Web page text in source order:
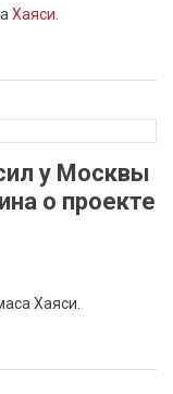
Хаяси
у Москвы
о проекте
Хаяси.